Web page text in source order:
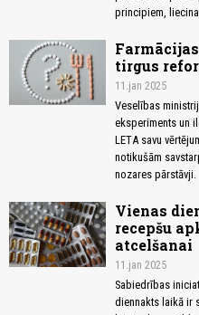
principiem,
tirgus
11.jan 2025
Veselības
eksperiments un
LETA savu
notikušām
nozares pārstāvji.
Vienas
recepšu
atcelšanai
11.jan 2025
Sabiedrības
diennakts laikā ir